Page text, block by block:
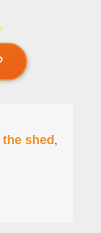
shed,